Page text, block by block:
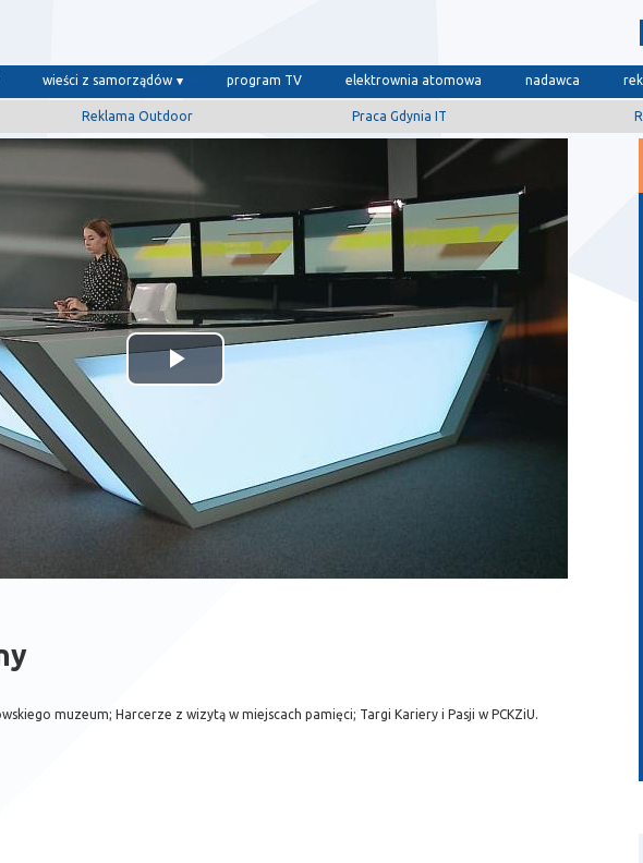
wieści z samorządów program TV elektrownia atomowa nadawca
Reklama Outdoor Praca Gdynia IT
Odtwórz
muzeum; Harcerze z wizytą w miejscach pamięci; Targi Kariery i Pasji w PCKZiU.